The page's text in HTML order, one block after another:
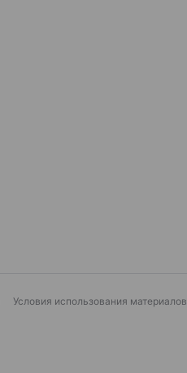
Условия использования материалов